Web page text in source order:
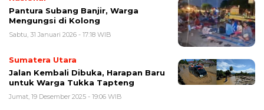
Pantura Subang Banjir, Warga
Mengungsi di Kolong
Sabtu, 31 Januari 2026 - 17:18 WIB
Sumatera Utara
Jalan Kembali Dibuka, Harapan Baru
untuk Warga Tukka Tapteng
Jumat, 19 Desember 2025 - 19:06 WIB